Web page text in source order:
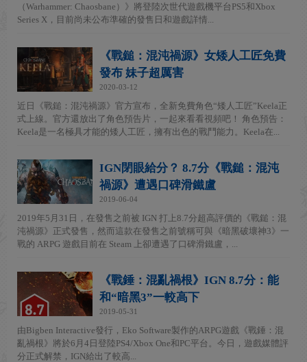
（Warhammer: Chaosbane）》將登陸次世代遊戲機平台PS5和Xbox
Series X，目前尚未公布準確的發售日和遊戲詳情...
《戰鎚：混沌禍源》女矮人工匠免費
發布 妹子超厲害
2020-03-12
近日《戰鎚：混沌禍源》官方宣布，全新免費角色“矮人工匠”Keela正
式上線。官方還放出了角色預告片，一起來看看視頻吧！ 角色預告：
Keela是一名極具才能的矮人工匠，擁有出色的戰鬥能力。Keela在...
IGN閉眼給分？ 8.7分《戰鎚：混沌
禍源》遭遇口碑滑鐵盧
2019-06-04
2019年5月31日，在發售之前被 IGN 打上8.7分超高評價的《戰鎚：混
沌禍源》正式發售，然而這款在發售之前號稱可與《暗黑破壞神3》一
戰的 ARPG 遊戲目前在 Steam 上卻遭遇了口碑滑鐵盧，...
《戰錘：混亂禍根》IGN 8.7分：能
和“暗黑3”一較高下
2019-05-31
由Bigben Interactive發行，Eko Software製作的ARPG遊戲《戰錘：混
亂禍根》將於6月4日登陸PS4/Xbox One和PC平台。今日，遊戲媒體評
分正式解禁，IGN給出了較高...